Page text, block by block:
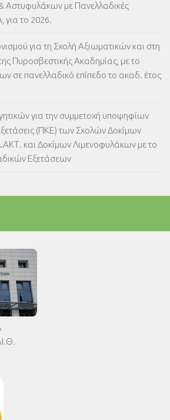
Αστυφυλάκων με Πανελλαδικές
για το 2026.
για τη Σχολή Αξιωματικών και στη
Πυροσβεστικής Ακαδημίας, με το
σε πανελλαδικό επίπεδο το ακαδ. έτος
για την συμμετοχή υποψηφίων
(ΠΚΕ) των Σχολών Δοκίμων
και Δοκίμων Λιμενοφυλάκων με το
Εξετάσεων